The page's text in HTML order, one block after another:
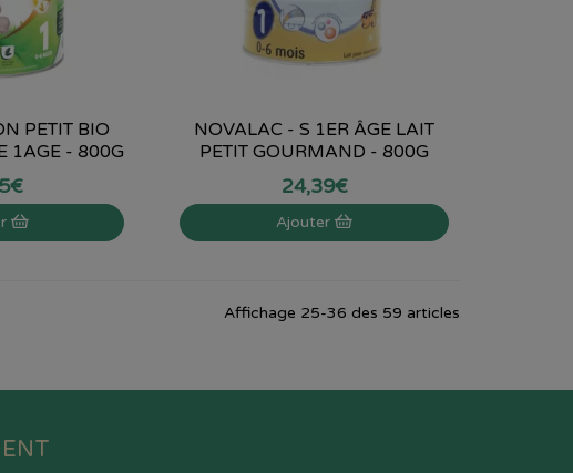
PETIT BIO
1AGE - 800G
€
NOVALAC - S 1ER ÂGE LAIT
PETIT GOURMAND - 800G
24,39€
Ajouter
Affichage 25-36 des 59 articles